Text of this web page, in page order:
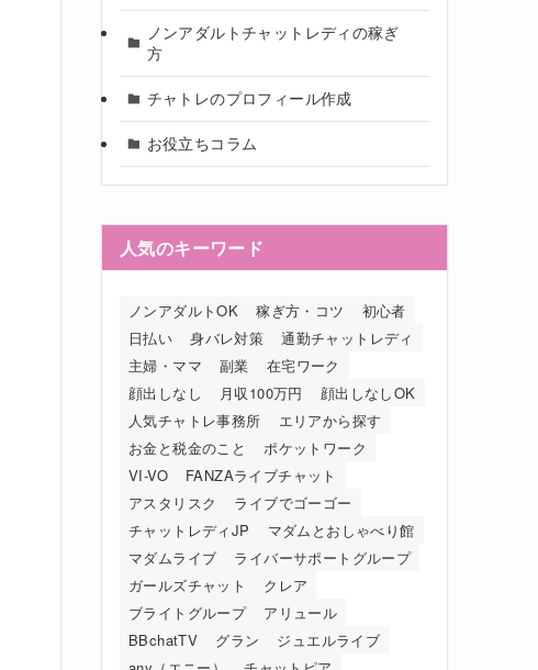
ノンアダルトチャットレディの稼ぎ
方
チャトレのプロフィール作成
お役立ちコラム
人気のキーワード
ノンアダルトOK 稼ぎ方・コツ
初心者
日払い
身バレ対策
通勤チャットレディ
主婦・ママ
副業
在宅ワーク
顔出しなし
月収100万円
顔出しなしOK
人気チャトレ事務所
エリアから探す
お金と税金のこと
ポケットワーク
VI-VO
FANZAライブチャット
アスタリスク
ライブでゴーゴー
チャットレディJP
マダムとおしゃべり館
マダムライブ
ライバーサポートグループ
ガールズチャット
クレア
ブライトグループ
アリュール
BBchatTV
グラン
ジュエルライブ